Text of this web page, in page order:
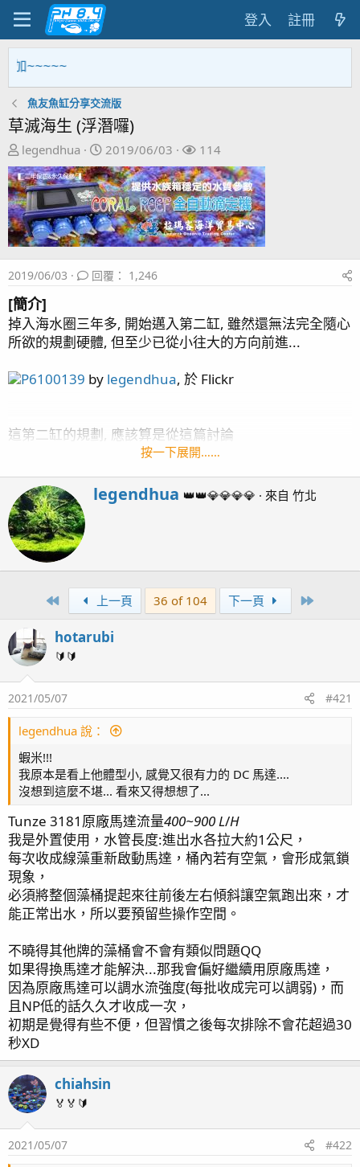
登入 註冊
~~~~~
魚友魚缸分享交流版
草滅海生 (浮潛囉)
主
題
發
起
人
legendhua
開
始
日
期
2019/06/03
關
注
者
114
2019/06/03 回覆： 1,246
[簡介]
掉入海水圈三年多, 開始邁入第二缸, 雖然還無法完全隨心
所欲的規劃硬體, 但至少已從小往大的方向前進...
P6100139 by legendhua, 於 Flickr
這第二缸的規劃, 應該算是從這篇討論
http://www.ph84.idv.tw/vbb/showthread.php?
特別要感謝 扁魚 跟 阿帆 幫忙提了很多會遇到的問題及想
法!
差點忘了還要感謝 海夢老闆 幫我從美國買了些器材回
來...
四呎側濾缸
主馬:Kraken DC-6500
蛋白: Red Sea Reefer Skimmer 600
控制: APEX 2016
造浪:APEX WAV*1 , Nero5*32,
DMP20M*2
滴定:中藍*3Simalai 4頭滴定 *2 , RedSea 4頭滴定 *1
監測:KHG
燈具:AD2 T5*2, AI 52HD*3,HME Block2*1
*2
藻桶: Tunze 3181
沸石桶: HC 外置式超音波沸石桶
反應器: AQUA MEDI multi reactor S (GFO & 活性碳)
溫控: 分離式冷水機
生物系統: AquaForest
停電方案: UPS (APC BE550G) + 打氣機 (Ehiem air
pump400)
[文章聯結]
page1 啟動
page4 除水面油墨 - WAV設定
page6 魚蝦資料登入 / 橘點蝦虎(1)
page7 硬骨記錄(1) / 鼻涕戰爭 / 加菜囉!(假綿羊蝦幼蝦)
page8 食藻蟹 / 滿月更新 / 一夜白頭
page9 補水設備 / 停電方案 / 蛋白機設置 / 沸石桶設置
page10 ORP 與 PH / 白砂清潔工 橘點蝦虎(2)
page11 淨身工廠開張!清潔蝦 / 硬骨記錄(2) / 鼻涕戰爭
(Dino) 結束 / 滿兩個月
按一下展開……
W
e
n
b
legendhua 👑👑💎💎💎💎 · 來自 竹北
First 上一頁 36 of 104 下一頁
hotarubi
🔰🔰
2021/05/07 #421
legendhua 說：
蝦米!!!
我原本是看上他體型小, 感覺又很有力的 DC 馬達....
沒想到這麼不堪... 看來又得想想了...
Tunze 3181原廠馬達流量400~900 L/H
我是外置使用，水管長度:進出水各拉大約1公尺，
每次收成線藻重新啟動馬達，桶內若有空氣，會形成氣鎖
現象，
必須將整個藻桶提起來往前後左右傾斜讓空氣跑出來，才
能正常出水，所以要預留些操作空間。
不曉得其他牌的藻桶會不會有類似問題QQ
如果得換馬達才能解決...那我會偏好繼續用原廠馬達，
因為原廠馬達可以調水流強度(每批收成完可以調弱)，而
且NP低的話久久才收成一次，
初期是覺得有些不便，但習慣之後每次排除不會花超過30
秒XD
chiahsin
🏅🏅🔰
2021/05/07 #422